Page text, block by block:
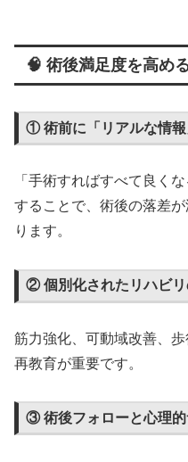
🧠 術後満足度を高め
① 術前に「リアルな情報
「手術すればすべて良く
することで、術後の落差
ります。
② 個別化されたリハビ
筋力強化、可動域改善、
再教育が重要です。
③ 術後フォローと心理的